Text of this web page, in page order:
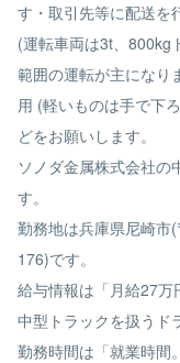
す・取引先等に配送を
(運転車両は3t、800kg
範囲の運転が主になり
用 (軽いものは手で下
どをお願いします。
ソノダ金属株式会社の
す。
勤務地は兵庫県尼崎市
176)です。
給与情報は「月給27万
中型トラックを扱うド
勤務時間は「就業時間。